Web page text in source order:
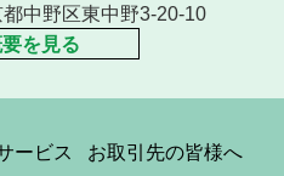
中野区東中野3-20-10
を見る
ービス
お取引先の皆様へ